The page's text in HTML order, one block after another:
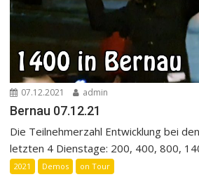
07.12.2021 admin
Bernau 07.12.21
Die Teilnehmerzahl Entwicklung bei
letzten 4 Dienstage: 200, 400, 800,
2021 Demos on Tour